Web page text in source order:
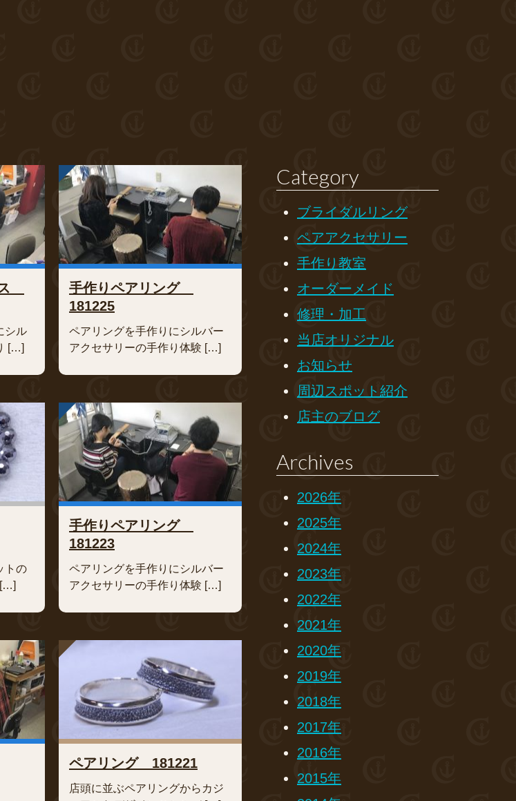
シル
[…]
手作りペアリング
181225
ペアリングを手作りにシルバー
アクセサリーの手作り体験 […]
トの
[…]
手作りペアリング
181223
ペアリングを手作りにシルバー
アクセサリーの手作り体験 […]
ペアリング 181221
店頭に並ぶペアリングからカジ
Category
ブライダルリング
ペアアクセサリー
手作り教室
オーダーメイド
修理・加工
当店オリジナル
お知らせ
周辺スポット紹介
店主のブログ
Archives
2026年
2025年
2024年
2023年
2022年
2021年
2020年
2019年
2018年
2017年
2016年
2015年